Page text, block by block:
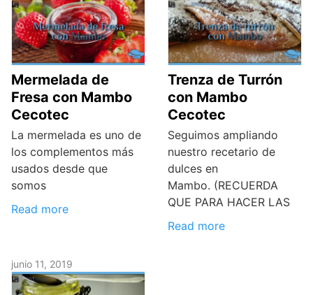
Mermelada de
Fresa con Mambo
Cecotec
La mermelada es uno de
los complementos más
usados desde que
somos
Read more
Trenza de Turrón
con Mambo
Cecotec
Seguimos ampliando
nuestro recetario de
dulces en
Mambo. (RECUERDA
QUE PARA HACER LAS
Read more
junio 11, 2019